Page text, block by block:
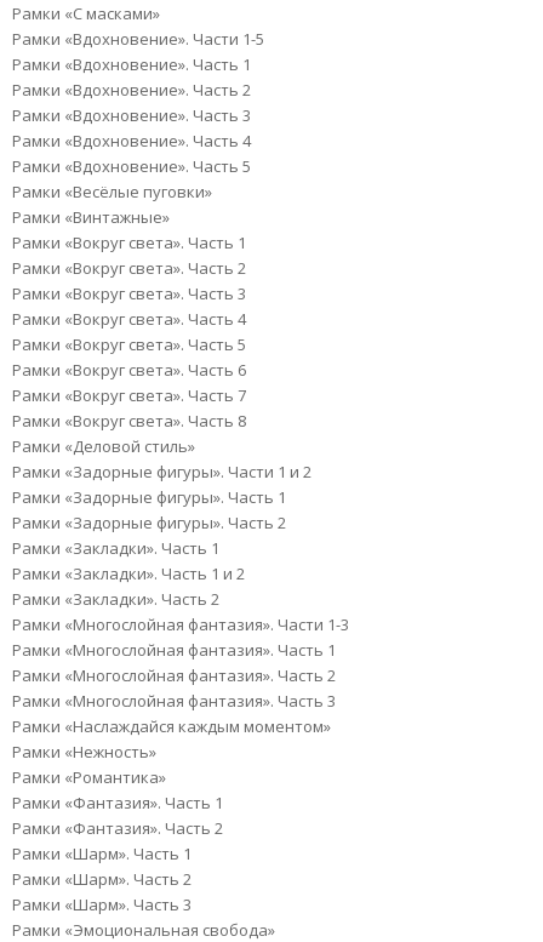
Рамки «C масками»
Рамки «Вдохновение». Части 1-5
Рамки «Вдохновение». Часть 1
Рамки «Вдохновение». Часть 2
Рамки «Вдохновение». Часть 3
Рамки «Вдохновение». Часть 4
Рамки «Вдохновение». Часть 5
Рамки «Весёлые пуговки»
Рамки «Винтажные»
Рамки «Вокруг света». Часть 1
Рамки «Вокруг света». Часть 2
Рамки «Вокруг света». Часть 3
Рамки «Вокруг света». Часть 4
Рамки «Вокруг света». Часть 5
Рамки «Вокруг света». Часть 6
Рамки «Вокруг света». Часть 7
Рамки «Вокруг света». Часть 8
Рамки «Деловой стиль»
Рамки «Задорные фигуры». Части 1 и 2
Рамки «Задорные фигуры». Часть 1
Рамки «Задорные фигуры». Часть 2
Рамки «Закладки». Часть 1
Рамки «Закладки». Часть 1 и 2
Рамки «Закладки». Часть 2
Рамки «Многослойная фантазия». Части 1-3
Рамки «Многослойная фантазия». Часть 1
Рамки «Многослойная фантазия». Часть 2
Рамки «Многослойная фантазия». Часть 3
Рамки «Наслаждайся каждым моментом»
Рамки «Нежность»
Рамки «Романтика»
Рамки «Фантазия». Часть 1
Рамки «Фантазия». Часть 2
Рамки «Шарм». Часть 1
Рамки «Шарм». Часть 2
Рамки «Шарм». Часть 3
Рамки «Эмоциональная свобода»